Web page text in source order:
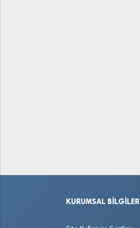
KURUMSAL BILGILER